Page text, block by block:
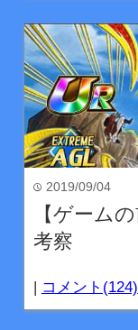
time 2019/09/04
【ゲーム
考察
| コメント(124)